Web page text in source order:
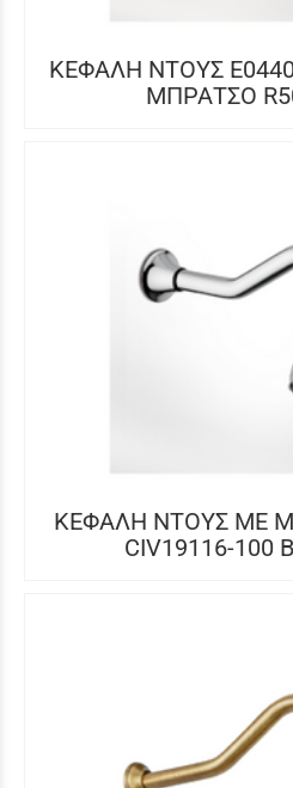
ΚΕΦΑΛΗ ΝΤΟΥΣ
ΜΠΡΑΤΣΟ
ΚΕΦΑΛΗ ΝΤΟΥΣ ΜΕ
CIV19116-100